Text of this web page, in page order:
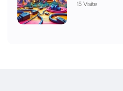
15 Visite